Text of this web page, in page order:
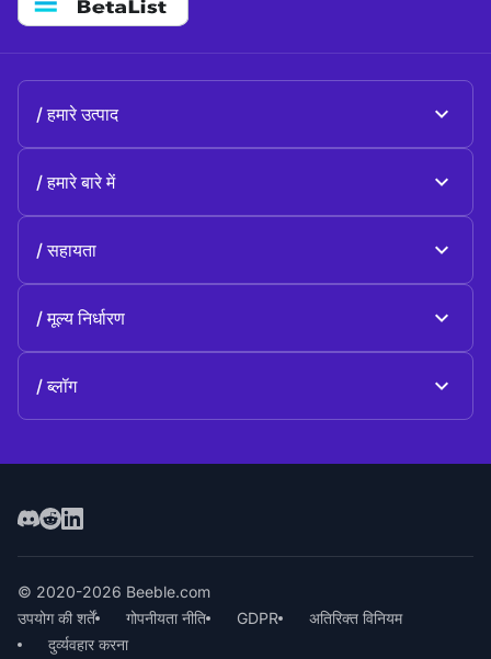
हमारे उत्पाद
हमारे बारे में
इतिहास
सहायता
हमसे संपर्क करें
मूल्य निर्धारण
ब्लॉग
© 2020-2026 Beeble.com
उपयोग की शर्तें
गोपनीयता नीति GDPR
अतिरिक्त विनियम
दुर्व्यवहार करना